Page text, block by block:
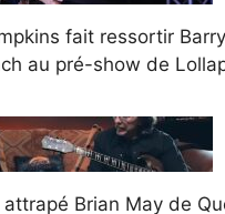
fait ressortir
au pré-show de
Brian May de